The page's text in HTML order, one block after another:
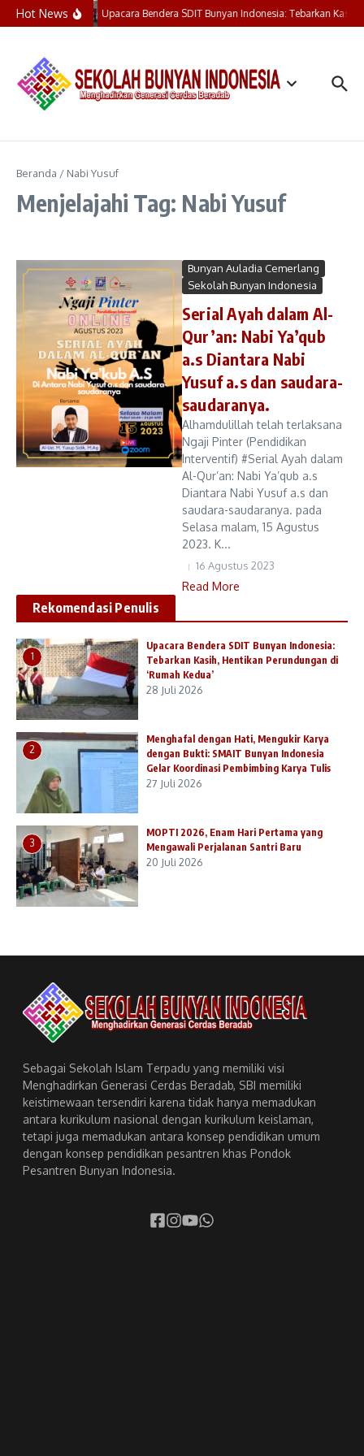
Lewati ke konten
Hot News Upacara Bendera SDIT Bunyan Indonesia: Tebarkan Kasih,
Beranda / Nabi Yusuf
Menjelajahi Tag: Nabi Yusuf
Bunyan Auladia Cemerlang
Sekolah Bunyan Indonesia
Serial Ayah dalam Al-
Qur’an: Nabi Ya’qub
a.s Diantara Nabi
Yusuf a.s dan saudara-
saudaranya.
Alhamdulillah telah terlaksana
Ngaji Pinter (Pendidikan
Interventif) #Serial Ayah dalam
Al-Qur’an: Nabi Ya’qub a.s
Diantara Nabi Yusuf a.s dan
saudara-saudaranya. pada
Selasa malam, 15 Agustus
2023. K...
16 Agustus 2023
Read More
Rekomendasi Penulis
1
Upacara Bendera SDIT Bunyan Indonesia:
Tebarkan Kasih, Hentikan Perundungan di
‘Rumah Kedua’
28 Juli 2026
2
Menghafal dengan Hati, Mengukir Karya
dengan Bukti: SMAIT Bunyan Indonesia
Gelar Koordinasi Pembimbing Karya Tulis
27 Juli 2026
3
MOPTI 2026, Enam Hari Pertama yang
Mengawali Perjalanan Santri Baru
20 Juli 2026
Sebagai Sekolah Islam Terpadu yang memiliki visi
Menghadirkan Generasi Cerdas Beradab, SBI memiliki
keistimewaan tersendiri karena tidak hanya memadukan
antara kurikulum nasional dengan kurikulum keislaman,
tetapi juga memadukan antara konsep pendidikan umum
dengan konsep pendidikan pesantren khas Pondok
Pesantren Bunyan Indonesia.